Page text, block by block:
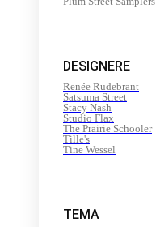
DESIGNERE
Renée Rudebrant
Satsuma Street
Stacy Nash
Studio Flax
The Prairie Schooler
Tille's
Tine Wessel
TEMA